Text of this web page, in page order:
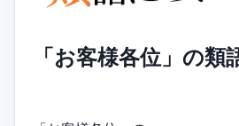
「お客様各位」の類